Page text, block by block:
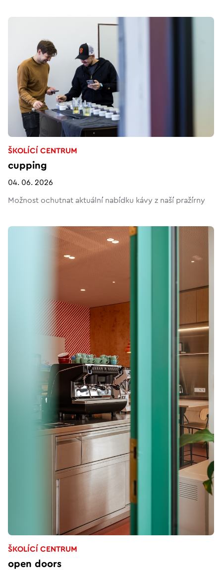
ŠKOLÍCÍ CENTRUM
cupping
04. 06. 2026
Možnost ochutnat aktuální nabídku kávy z naší pražírny
ŠKOLÍCÍ CENTRUM
open doors